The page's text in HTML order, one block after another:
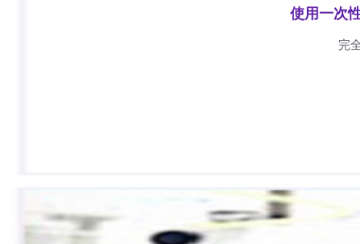
使用一次
完